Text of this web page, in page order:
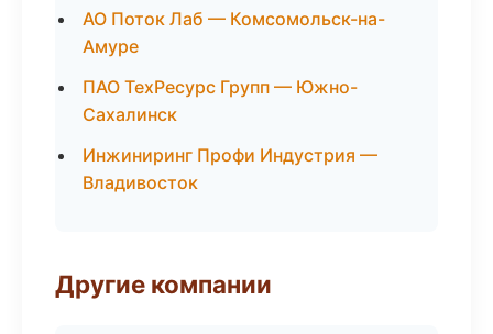
АО Поток Лаб — Комсомольск-на-
Амуре
ПАО ТехРесурс Групп — Южно-
Сахалинск
Инжиниринг Профи Индустрия —
Владивосток
Другие компании